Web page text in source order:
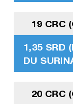
19 CRC
1,35 SRD
DU
20 CRC